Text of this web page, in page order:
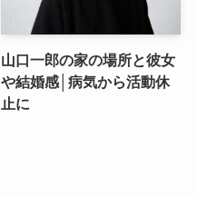
山口一郎の家の場所と彼女
や結婚感│病気から活動休
止に